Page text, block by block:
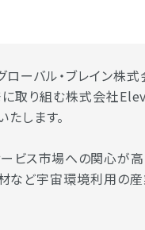
ローバル・ブレイン株
に取り組む株式会社
たします。
ビス市場への関心が
など宇宙環境利用の